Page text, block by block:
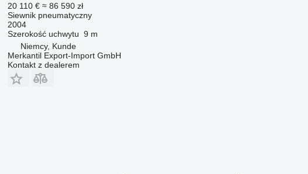
20 110 € ≈ 86 590 zł
Siewnik pneumatyczny
2004
Szerokość uchwytu 9 m
Niemcy, Kunde
Merkantil Export-Import GmbH
Kontakt z dealerem